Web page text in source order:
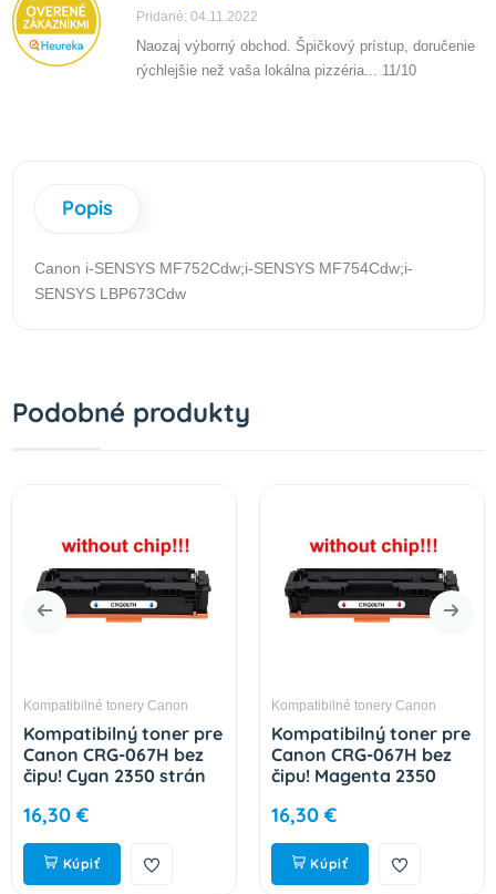
Pridané: 04.11.2022
Naozaj výborný obchod. Špičkový prístup, doručenie
rýchlejšie než vaša lokálna pizzéria... 11/10
Popis
Canon i-SENSYS MF752Cdw;i-SENSYS MF754Cdw;i-
SENSYS LBP673Cdw
Podobné produkty
Kompatibilné tonery Canon
Kompatibilný toner pre
Canon CRG-067H bez
čipu! Cyan 2350 strán
16,30 €
Kúpiť
Kompatibilné tonery Canon
Kompatibilný toner pre
Canon CRG-067H bez
čipu! Magenta 2350
16,30 €
Kúpiť